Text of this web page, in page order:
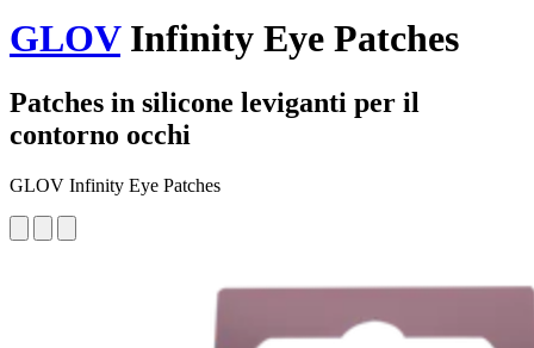
GLOVInfinity Eye Patches
Patches in silicone leviganti per il
contorno occhi
GLOV Infinity Eye Patches